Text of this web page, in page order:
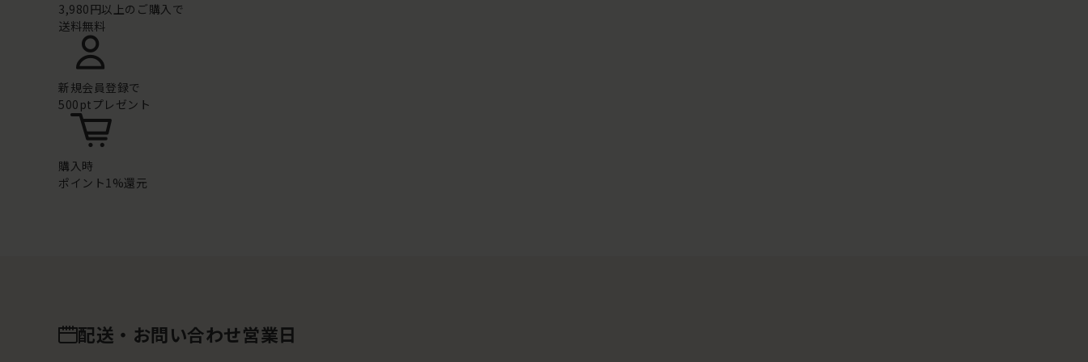
3,980円以上のご購入で
送料無料
新規会員登録で
500ptプレゼント
購入時
ポイント1%還元
配送・お問い合わせ営業日